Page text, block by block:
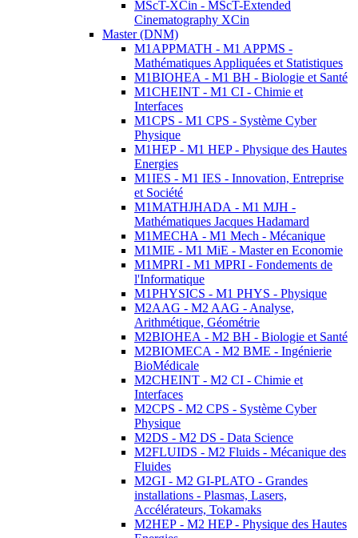
MScT-XCin - MScT-Extended
Cinematography XCin
Master (DNM)
M1APPMATH - M1 APPMS -
Mathématiques Appliquées et Statistiques
M1BIOHEA - M1 BH - Biologie et Santé
M1CHEINT - M1 CI - Chimie et
Interfaces
M1CPS - M1 CPS - Système Cyber
Physique
M1HEP - M1 HEP - Physique des Hautes
Energies
M1IES - M1 IES - Innovation, Entreprise
et Société
M1MATHJHADA - M1 MJH -
Mathématiques Jacques Hadamard
M1MECHA - M1 Mech - Mécanique
M1MIE - M1 MiE - Master en Economie
M1MPRI - M1 MPRI - Fondements de
l'Informatique
M1PHYSICS - M1 PHYS - Physique
M2AAG - M2 AAG - Analyse,
Arithmétique, Géométrie
M2BIOHEA - M2 BH - Biologie et Santé
M2BIOMECA - M2 BME - Ingénierie
BioMédicale
M2CHEINT - M2 CI - Chimie et
Interfaces
M2CPS - M2 CPS - Système Cyber
Physique
M2DS - M2 DS - Data Science
M2FLUIDS - M2 Fluids - Mécanique des
Fluides
M2GI - M2 GI-PLATO - Grandes
installations - Plasmas, Lasers,
Accélérateurs, Tokamaks
M2HEP - M2 HEP - Physique des Hautes